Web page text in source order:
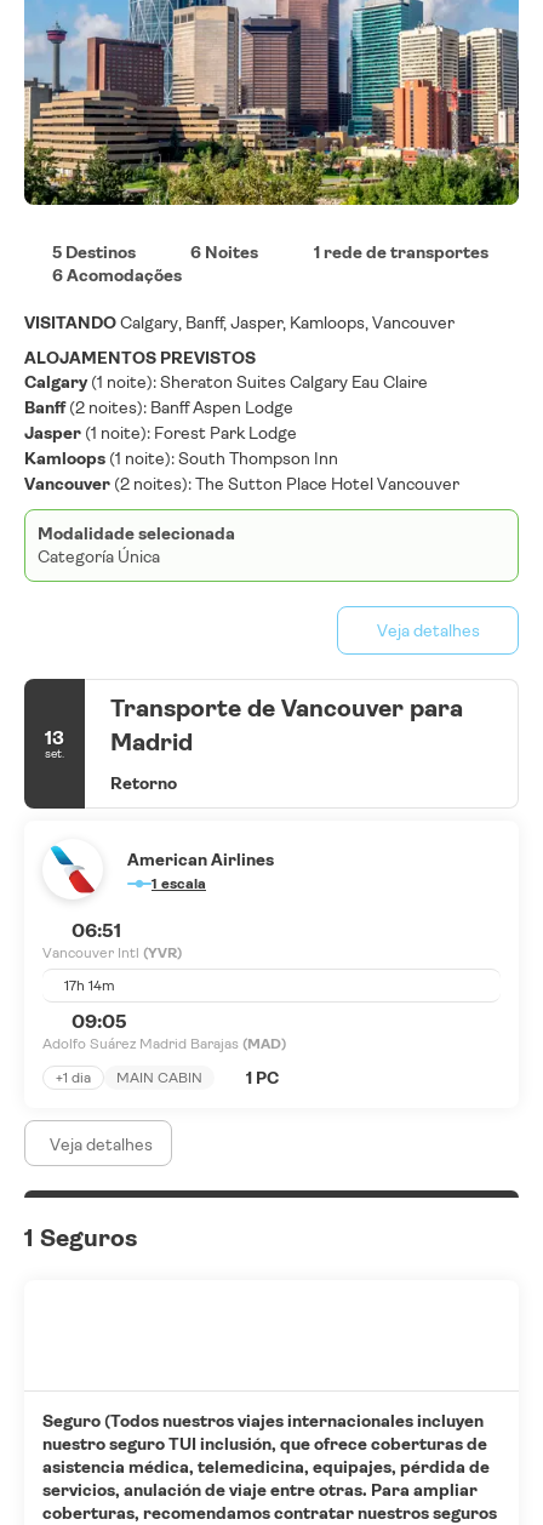
5 Destinos 6 Noites
1 rede de transportes
6 Acomodações
VISITANDOCalgary, Banff, Jasper, Kamloops, Vancouver
ALOJAMENTOS PREVISTOS
Calgary(1 noite): Sheraton Suites Calgary Eau Claire
Banff(2 noites): Banff Aspen Lodge
Jasper (1 noite): Forest Park Lodge
Kamloops (1 noite): South Thompson Inn
Vancouver (2 noites): The Sutton Place Hotel Vancouver
Modalidade selecionada
Categoría Única
Veja detalhes
13
set.
Transporte de Vancouver para
Madrid
Retorno
American Airlines
1 escala
06:51
Vancouver Intl (YVR)
17h 14m
09:05
Adolfo Suárez Madrid Barajas (MAD)
+1 dia
MAIN CABIN 1 PC
Veja detalhes
1 Seguros
Seguro (Todos nuestros viajes internacionales incluyen
nuestro seguro TUI inclusión, que ofrece coberturas de
asistencia médica, telemedicina, equipajes, pérdida de
servicios, anulación de viaje entre otras. Para ampliar
coberturas, recomendamos contratar nuestros seguros